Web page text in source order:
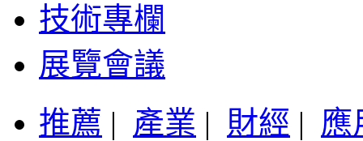
技術專欄
展覽會議
推薦 | 產業 | 財經 | 應